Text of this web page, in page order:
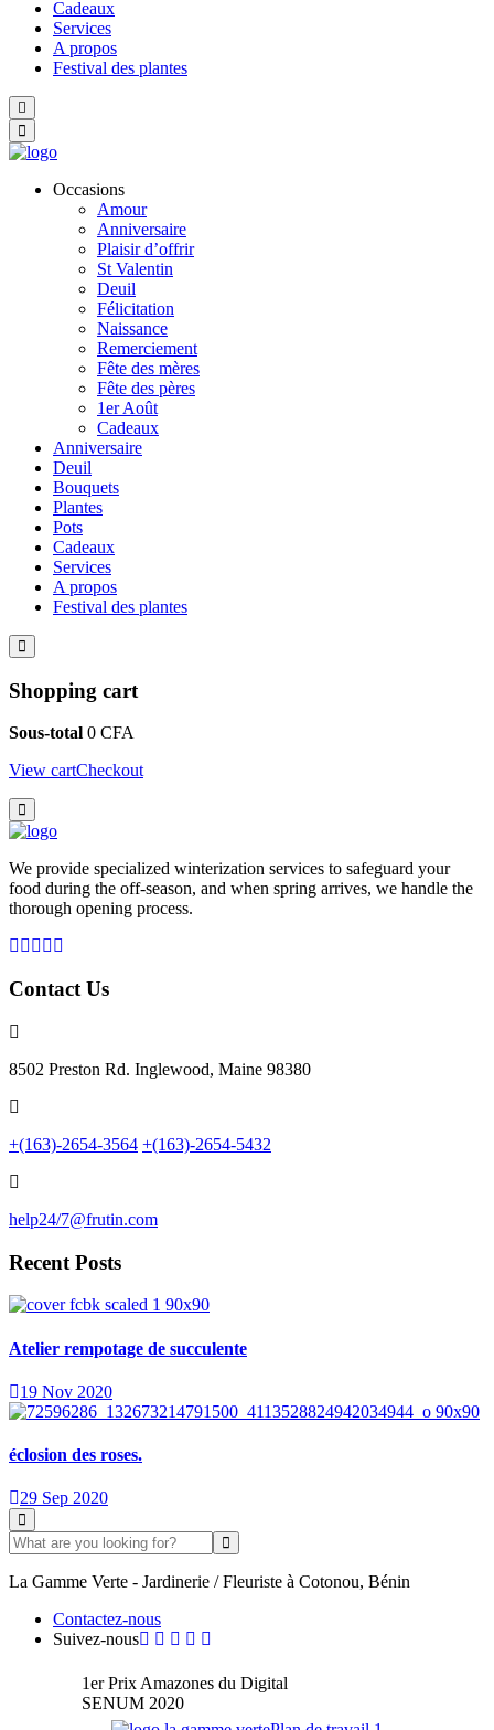
Cadeaux
Services
A propos
Festival des plantes
Hamburger Toggle Menu
Occasions
Amour
Anniversaire
Plaisir d’offrir
St Valentin
Deuil
Félicitation
Naissance
Remerciement
Fête des mères
Fête des pères
1er Août
Cadeaux
Anniversaire
Deuil
Bouquets
Plantes
Pots
Cadeaux
Services
A propos
Festival des plantes
Shopping cart
Sous-total 0 CFA
View cartCheckout
We provide specialized winterization services to safeguard your
food during the off-season, and when spring arrives, we handle the
thorough opening process.
Contact Us
8502 Preston Rd. Inglewood, Maine 98380
+(163)-2654-3564 +(163)-2654-5432
help24/7@frutin.com
Recent Posts
Atelier rempotage de succulente
19 Nov 2020
éclosion des roses.
29 Sep 2020
La Gamme Verte - Jardinerie / Fleuriste à Cotonou, Bénin
Contactez-nous
Suivez-nous
1er Prix Amazones du Digital
SENUM 2020